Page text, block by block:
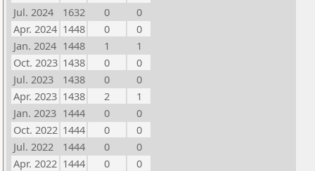
Jul. 2024
1632 0
0
Apr. 2024 1448 0
0
Jan. 2024 1448 1
1
Oct. 2023 1438 0
0
Jul. 2023
1438 0
0
Apr. 2023 1438 2
1
Jan. 2023 1444 0
0
Oct. 2022 1444 0
0
Jul. 2022
1444 0
0
Apr. 2022 1444 0
0